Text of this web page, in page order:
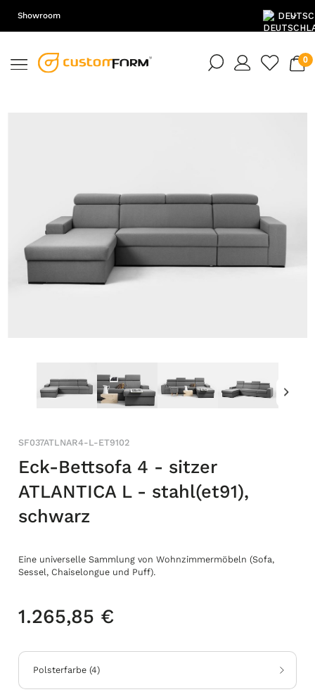
Showroom
SF037ATLNAR4-L-ET9102
Eck-Bettsofa 4 - sitzer
ATLANTICA L - stahl(et91),
schwarz
Eine universelle Sammlung von Wohnzimmermöbeln (Sofa,
Sessel, Chaiselongue und Puff).
1.265,85 €
Polsterfarbe (4)